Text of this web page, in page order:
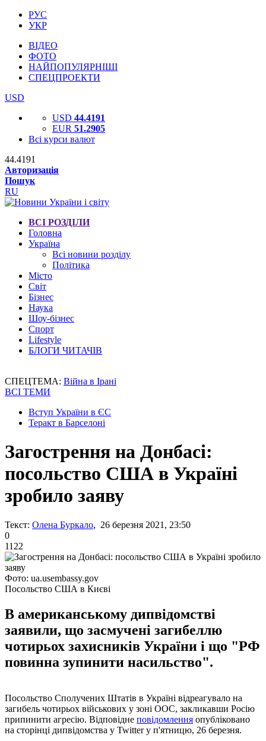
РУС
УКР
ВІДЕО
ФОТО
НАЙПОПУЛЯРНІШІ
СПЕЦПРОЕКТИ
USD
USD 44.4191
EUR 51.2905
Всі курси валют
44.4191
Авторизація
Пошук
RU
ВСІ РОЗДІЛИ
Головна
Україна
Всі новини розділу
Політика
Місто
Світ
Бізнес
Наука
Шоу-бізнес
Спорт
Lifestyle
БЛОГИ ЧИТАЧІВ
СПЕЦТЕМА: Війна в Ірані
ВСІ ТЕМИ
Вступ України в ЄС
Теракт в Барселоні
Загострення на Донбасі:
посольство США в Україні
зробило заяву
Текст: Олена Буркало, 26 березня 2021, 23:50
0
1122
Фото: ua.usembassy.gov
Посольство США в Києві
В американському дипвідомстві
заявили, що засмучені загибеллю
чотирьох захисників України і що "РФ
повинна зупинити насильство".
Посольство Сполучених Штатів в Україні відреагувало на
загибель чотирьох військових у зоні ООС, закликавши Росію
припинити агресію. Відповідне повідомлення опубліковано
на сторінці дипвідомства у Twitter у п'ятницю, 26 березня.